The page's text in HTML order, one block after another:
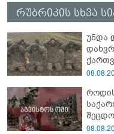
რუბრიკის სხვა
უნდა